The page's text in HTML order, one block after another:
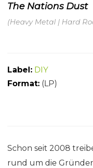
The Nations Dust
(Heavy Metal | Hard
Label: DIY
Format: (LP)
Schon seit 2008
rund um die